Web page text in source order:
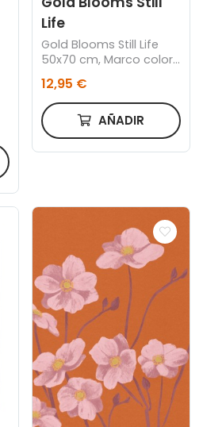
Life
Gold Blooms Still Life
50x70 cm, Marco color
12,95 €
AÑADIR